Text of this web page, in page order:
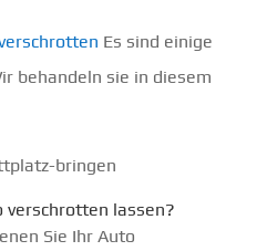
Es sind einige
behandeln sie in diesem
verschrotten lassen?
Sie Ihr Auto